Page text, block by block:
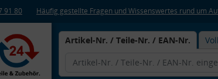
91 80 Häufig gestellte Fragen und Wissenswertes rund um
Artikel-Nr. / Teile-Nr. / EAN-Nr.